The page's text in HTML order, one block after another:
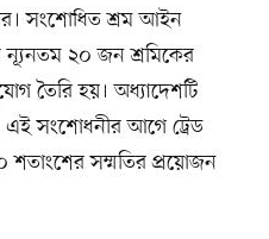
সংশোধিত শ্রম আইন
ন্যূনতম ২০ জন শ্রমিকের
তৈরি হয়। অধ্যাদেশটি
এই সংশোধনীর আগে ট্রেড
শতাংশের সম্মতির প্রয়োজন